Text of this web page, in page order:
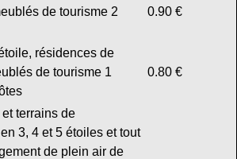
de tourisme 2
0.90 €
résidences de
de tourisme 1
0.80 €
terrains de
3, 4 et 5 étoiles et tout
de plein air de